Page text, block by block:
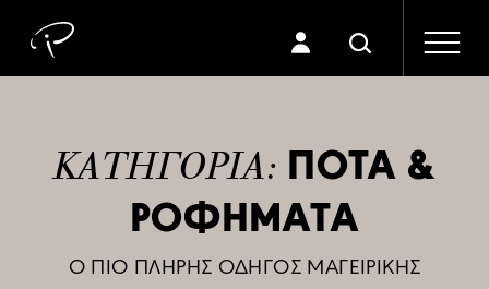
ΚΑΤΗΓΟΡΙΑ: ΠΟΤΑ &
ΡΟΦΗΜΑΤΑ
Ο ΠΙΟ ΠΛΗΡΗΣ ΟΔΗΓΟΣ ΜΑΓΕΙΡΙΚΗΣ